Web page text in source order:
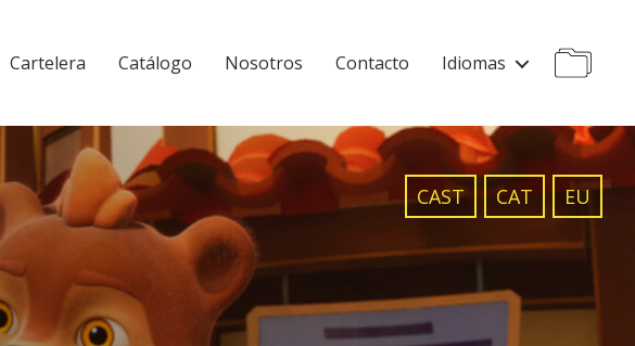
Cartelera Catálogo Nosotros Contacto Idiomas
CAST CAT EU